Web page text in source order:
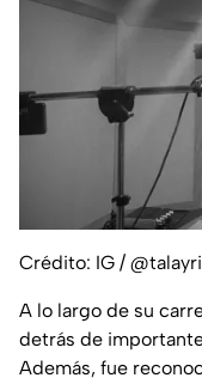
Crédito: IG /
A lo largo de su
detrás de
Además, fue